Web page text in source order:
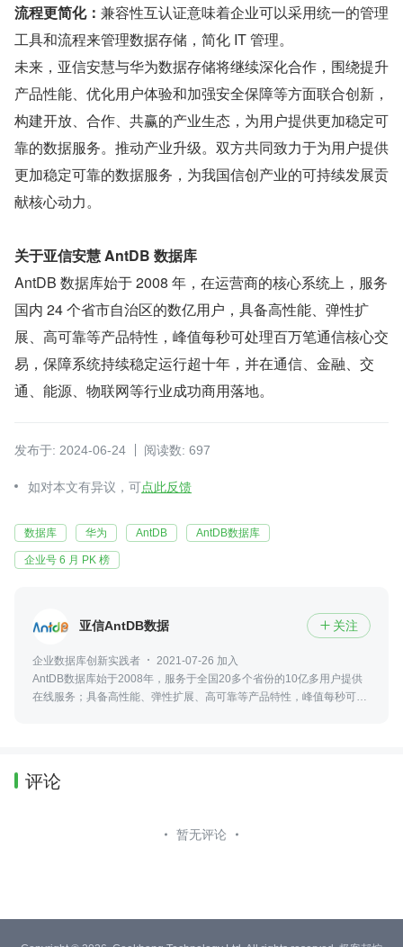
流程更简化： 兼容性互认证意味着企业可以采用统一的管理
工具和流程来管理数据存储，简化 IT 管理。
未来，亚信安慧与华为数据存储将继续深化合作，围绕提升
产品性能、优化用户体验和加强安全保障等方面联合创新，
构建开放、合作、共赢的产业生态，为用户提供更加稳定可
靠的数据服务。推动产业升级。双方共同致力于为用户提供
更加稳定可靠的数据服务，为我国信创产业的可持续发展贡
献核心动力。
关于亚信安慧 AntDB 数据库
AntDB 数据库始于 2008 年，在运营商的核心系统上，服务
国内 24 个省市自治区的数亿用户，具备高性能、弹性扩
展、高可靠等产品特性，峰值每秒可处理百万笔通信核心交
易，保障系统持续稳定运行超十年，并在通信、金融、交
通、能源、物联网等行业成功商用落地。
发布于: 2024-06-24 阅读数: 697
如对本文有异议，可点此反馈
数据库 华为 AntDB AntDB数据库
企业号 6 月 PK 榜
亚信AntDB数据库  关注
企业数据库创新实践者
2021-07-26 加入
AntDB数据库始于2008年，服务于全国20多个省份的10亿多用户提供
在线服务；具备高性能、弹性扩展、高可靠等产品特性，峰值每秒可处
评论
暂无评论